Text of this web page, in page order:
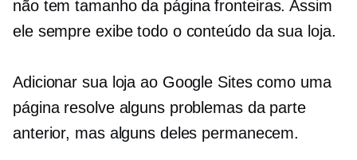
não temtamanho da páginafronteiras. Assim
ele sempre exibe todo o conteúdo da sua loja.
Adicionar sua loja ao Google Sites como uma
página resolve alguns problemas da parte
anterior, mas alguns deles permanecem.